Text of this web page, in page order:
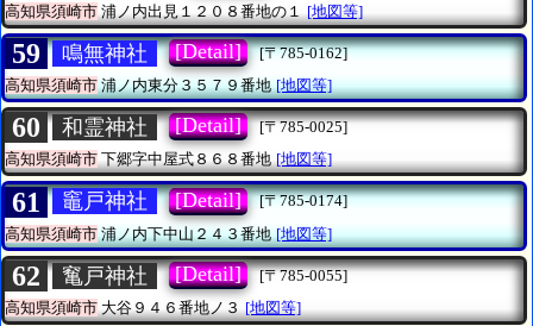
高知県須崎市 浦ノ内出見１２０８番地の１ [地図等]
59 鳴無神社 [Detail]
[〒785-0162]
高知県須崎市浦ノ内東分３５７９番地 [地図等]
60 和霊神社 [Detail]
[〒785-0025]
高知県須崎市下郷字中屋式８６８番地 [地図等]
61 竈戸神社 [Detail]
[〒785-0174]
高知県須崎市浦ノ内下中山２４３番地 [地図等]
62 䆴戸神社 [Detail]
[〒785-0055]
高知県須崎市大谷９４６番地ノ３ [地図等]